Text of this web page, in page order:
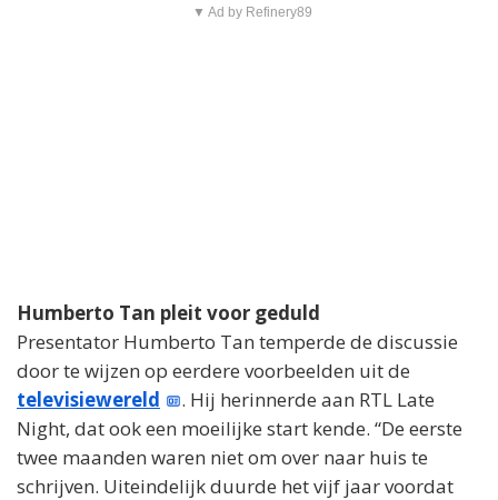
▼ Ad by Refinery89
Humberto Tan pleit voor geduld
Presentator Humberto Tan temperde de discussie
door te wijzen op eerdere voorbeelden uit de
televisiewereld
. Hij herinnerde aan RTL Late
Night, dat ook een moeilijke start kende. “De eerste
twee maanden waren niet om over naar huis te
schrijven. Uiteindelijk duurde het vijf jaar voordat